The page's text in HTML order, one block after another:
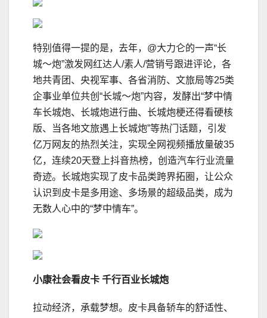
特别值得一提的是，去年，@大力仑的一声“长
城～炮”激发网红达人/素人/营销号跟进评论，各
地共青团、央视军事、各省消防、文旅局等25类
企事业单位共创“长城～炮”内容，发酵出“梦中情
车长城炮、长城炮进行曲、长城炮梗还得看硬核
版、当各地文旅遇上长城炮”等热门话题，引发
亿万网友的热烈关注，实现全网视频播放量破35
亿，连续20天登上抖音热榜，创造汽车行业流量
奇迹。长城炮实现了皮卡品类跨界拓圈，让公众
认识到皮卡是多用途、多场景的超级品类，成为
无数人心中的“梦中情车”。
小康社会看皮卡 千行百业长城炮
拉动经济，承载梦想。皮卡具备轿车的舒适性、